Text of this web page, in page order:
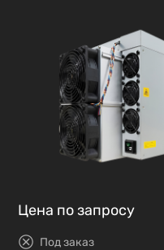
Цена по запросу
Под заказ